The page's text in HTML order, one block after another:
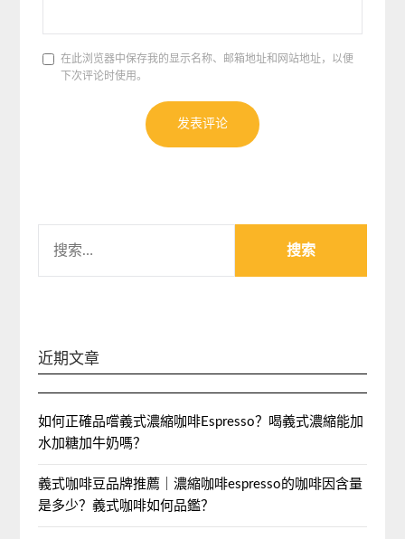
在此浏览器中保存我的显示名称、邮箱地址和网站地址，以便
下次评论时使用。
索：
近期文章
如何正確品嚐義式濃縮咖啡Espresso？喝義式濃縮能加
水加糖加牛奶嗎？
義式咖啡豆品牌推薦｜濃縮咖啡espresso的咖啡因含量
是多少？義式咖啡如何品鑑？